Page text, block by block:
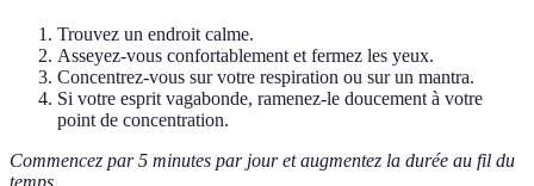
Trouvez un endroit calme.
Asseyez-vous confortablement et fermez les yeux.
Concentrez-vous sur votre respiration ou sur un mantra.
Si votre esprit vagabonde, ramenez-le doucement à votre
point de concentration.
Commencez par 5 minutes par jour et augmentez la durée au fil du